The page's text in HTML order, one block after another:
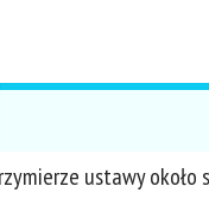
ustawy około